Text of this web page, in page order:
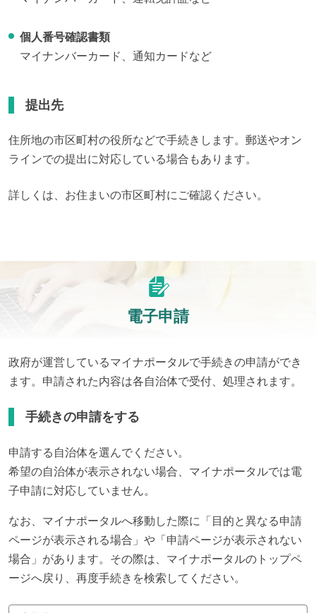
個人番号確認書類
マイナンバーカード、通知カードなど
提出先
住所地の市区町村の役所などで手続きします。郵送やオン
ラインでの提出に対応している場合もあります。
詳しくは、お住まいの市区町村にご確認ください。
電子申請
政府が運営しているマイナポータルで手続きの申請ができ
ます。申請された内容は各自治体で受付、処理されます。
手続きの申請をする
申請する自治体を選んでください。
希望の自治体が表示されない場合、マイナポータルでは電
子申請に対応していません。
なお、マイナポータルへ移動した際に「目的と異なる申請
ページが表示される場合」や「申請ページが表示されない
場合」があります。その際は、マイナポータルのトップペ
ージへ戻り、再度手続きを検索してください。